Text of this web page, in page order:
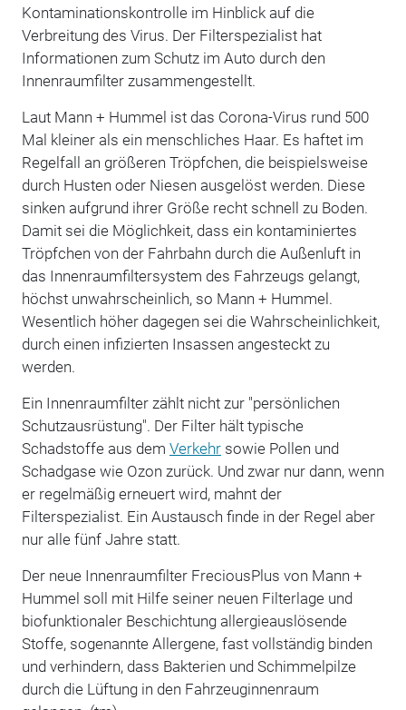
Kontaminationskontrolle im Hinblick auf die
Verbreitung des Virus. Der Filterspezialist hat
Informationen zum Schutz im Auto durch den
Innenraumfilter zusammengestellt.
Laut Mann + Hummel ist das Corona-Virus rund 500
Mal kleiner als ein menschliches Haar. Es haftet im
Regelfall an größeren Tröpfchen, die beispielsweise
durch Husten oder Niesen ausgelöst werden. Diese
sinken aufgrund ihrer Größe recht schnell zu Boden.
Damit sei die Möglichkeit, dass ein kontaminiertes
Tröpfchen von der Fahrbahn durch die Außenluft in
das Innenraumfiltersystem des Fahrzeugs gelangt,
höchst unwahrscheinlich, so Mann + Hummel.
Wesentlich höher dagegen sei die Wahrscheinlichkeit,
durch einen infizierten Insassen angesteckt zu
werden.
Ein Innenraumfilter zählt nicht zur "persönlichen
Schutzausrüstung". Der Filter hält typische
Schadstoffe aus dem Verkehrsowie Pollen und
Schadgase wie Ozon zurück. Und zwar nur dann, wenn
er regelmäßig erneuert wird, mahnt der
Filterspezialist. Ein Austausch finde in der Regel aber
nur alle fünf Jahre statt.
Der neue Innenraumfilter FreciousPlus von Mann +
Hummel soll mit Hilfe seiner neuen Filterlage und
biofunktionaler Beschichtung allergieauslösende
Stoffe, sogenannte Allergene, fast vollständig binden
und verhindern, dass Bakterien und Schimmelpilze
durch die Lüftung in den Fahrzeuginnenraum